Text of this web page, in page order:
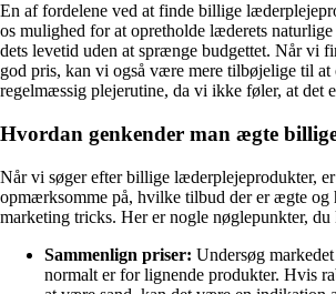
En af fordelene ved at finde billige
os mulighed for at opretholde læderets
dets levetid uden at sprænge budgettet. Når vi
god pris, kan vi også være mere tilbøjelige til at
regelmæssig plejerutine, da vi ikke føler, at det
Hvordan genkender man ægte
Når vi søger efter billige læderplejeprodukter,
opmærksomme på, hvilke tilbud der er ægte og
marketing tricks. Her er nogle nøglepunkter, du
Sammenlign priser: Undersøg
normalt er for lignende produkter. Hvis